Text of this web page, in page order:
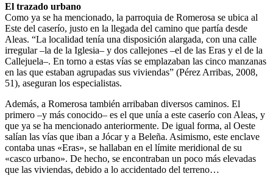
El trazado urbano
Como ya se ha mencionado, la parroquia de Romerosa se ubica al
Este del caserío, justo en la llegada del camino que partía desde
Aleas. “La localidad tenía una disposición alargada, con una calle
irregular –la de la Iglesia– y dos callejones –el de las Eras y el de la
Callejuela–. En torno a estas vías se emplazaban las cinco manzanas
en las que estaban agrupadas sus viviendas” (Pérez Arribas, 2008,
51), aseguran los especialistas.
Además, a Romerosa también arribaban diversos caminos. El
primero –y más conocido– es el que unía a este caserío con Aleas, y
que ya se ha mencionado anteriormente. De igual forma, al Oeste
salían las vías que iban a Jócar y a Beleña. Asimismo, este enclave
contaba unas «Eras», se hallaban en el límite meridional de su
«casco urbano». De hecho, se encontraban un poco más elevadas
que las viviendas, debido a lo accidentado del terreno…